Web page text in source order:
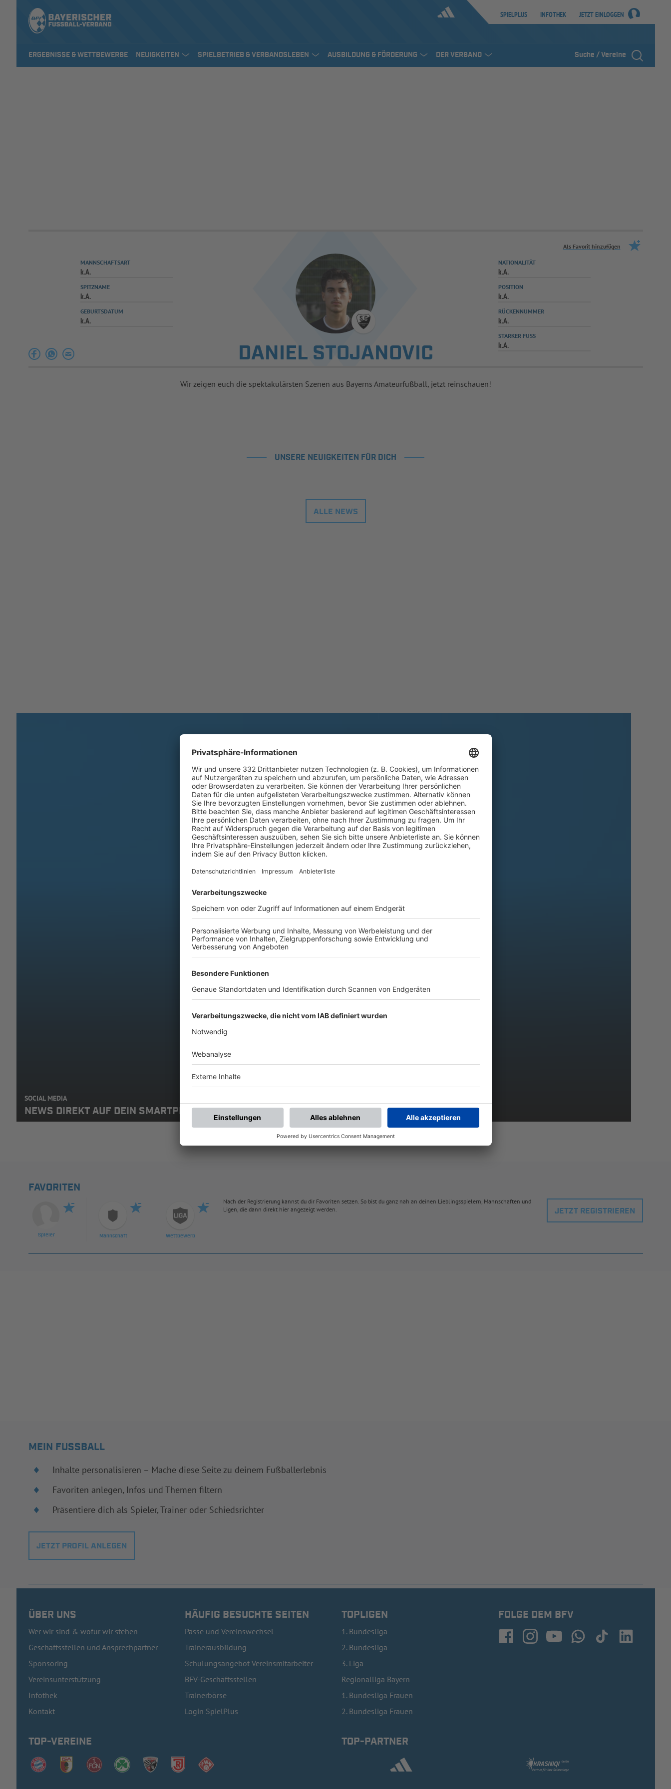
SPIELPLUS INFOTHEK JETZT EINLOGGEN
ERGEBNISSE & WETTBEWERBE NEUIGKEITEN SPIELBETRIEB & VERBANDSLEBEN AUSBILDUNG & FÖRDERUNG DER VERBAND Suche / Vereine
Als Favorit hinzufügen
DANIEL STOJANOVIC
MANNSCHAFTSART
k.A.
SPITZNAME
k.A.
GEBURTSDATUM
k.A.
NATIONALITÄT
k.A.
POSITION
k.A.
RÜCKENNUMMER
k.A.
STARKER FUSS
k.A.
Wir zeigen euch die spektakulärsten Szenen aus Bayerns Amateurfußball, jetzt reinschauen!
UNSERE NEUIGKEITEN FÜR DICH
ALLE NEWS
SOCIAL MEDIA
NEWS DIREKT AUF DEIN SMARTPHONE: ABONNIERE DEN BFV-WHATSAPP-KANAL!
FAVORITEN
Spieler Mannschaft Wettbewerb
Nach der Registrierung kannst du dir Favoriten setzen. So bist du ganz nah an deinen Lieblingsspielern, Mannschaften und
Ligen, die dann direkt hier angezeigt werden.
JETZT REGISTRIEREN
MEIN FUSSBALL
Inhalte personalisieren – Mache diese Seite zu deinem Fußballerlebnis
Favoriten anlegen, Infos und Themen filtern
Präsentiere dich als Spieler, Trainer oder Schiedsrichter
JETZT PROFIL ANLEGEN
ÜBER UNS
Wer wir sind & wofür wir stehen
Geschäftsstellen und Ansprechpartner
Sponsoring
Vereinsunterstützung
Infothek
Kontakt
HÄUFIG BESUCHTE SEITEN
Pässe und Vereinswechsel
Trainerausbildung
Schulungsangebot Vereinsmitarbeiter
BFV-Geschäftsstellen
Trainerbörse
Login SpielPlus
TOPLIGEN
1. Bundesliga
2. Bundesliga
3. Liga
Regionalliga Bayern
1. Bundesliga Frauen
2. Bundesliga Frauen
FOLGE DEM BFV
TOP-VEREINE TOP-PARTNER